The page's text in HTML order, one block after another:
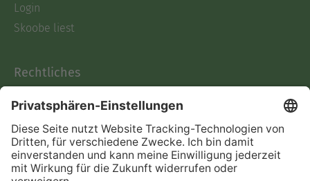
Login
Skoobe liest
Rechtliches
AGB
Informationen nach Data
Act
Verträge hier kündigen